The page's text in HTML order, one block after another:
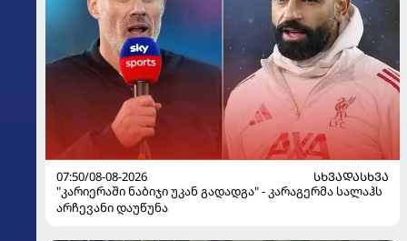
07:50/08-08-2026
ᲡᲮᲕᲐᲓᲐᲡᲮᲕᲐ
"კარიერაში ნაბიჯი უკან გადადგა" - კარაგერმა სალაჰს
არჩევანი დაუწუნა